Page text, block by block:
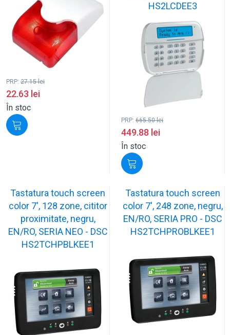
PRP: 27.15lei
22.63 lei
În stoc
HS2LCDEE3
PRP: 665.50lei
449.88 lei
În stoc
Tastatura touch screen
color 7', 128 zone, cititor
proximitate, negru,
EN/RO, SERIA NEO - DSC
HS2TCHPBLKEE1
Tastatura touch screen
color 7', 248 zone, negru,
EN/RO, SERIA PRO - DSC
HS2TCHPROBLKEE1